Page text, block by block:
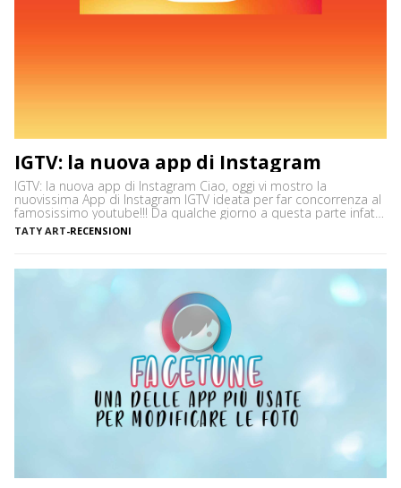
IGTV: la nuova app di Instagram
IGTV: la nuova app di Instagram Ciao, oggi vi mostro la
nuovissima App di Instagram IGTV ideata per far concorrenza al
famosissimo youtube!!! Da qualche giorno a questa parte infatti
troverete nei vostri profili Instagram una nuova icona in alto a
destra, che vi permetterà di entrare in IGTV, il nuovo spazio
TATY ART-RECENSIONI